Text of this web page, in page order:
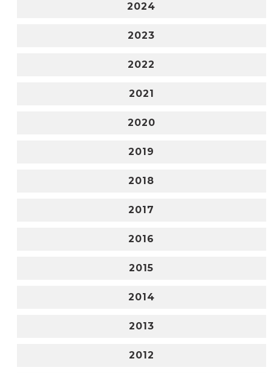
2024
2023
2022
2021
2020
2019
2018
2017
2016
2015
2014
2013
2012